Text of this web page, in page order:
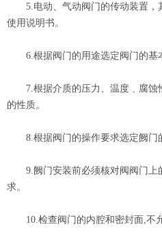
5.电动、气动阀门的传动装置，
使用说明书。
6.根据阀门的用途选定阀门的基
7.根据介质的压力、温度﹑腐蚀
的性质。
8.根据阀门的操作要求选定阙门
9.阙门安装前必须核对阀阀门上
求。
10.检查阀门的内腔和密封面,不允